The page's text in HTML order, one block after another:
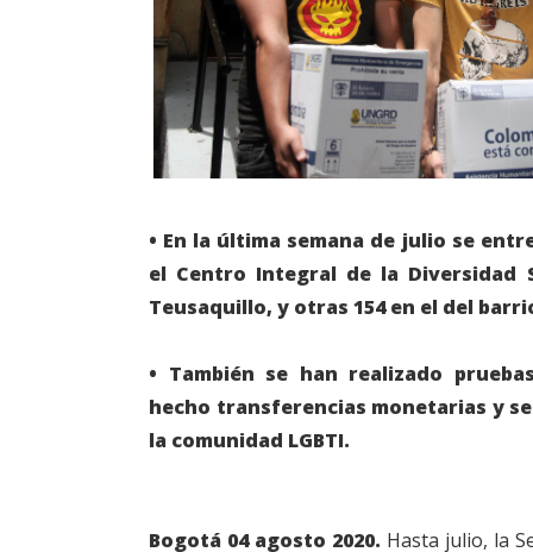
• En la última semana de julio se
el Centro Integral de la Diversidad
Teusaquillo, y otras 154 en el del
• También se han realizado
hecho transferencias monetarias y
la comunidad LGBTI.
Bogotá 04 agosto 2020. Hasta julio, la